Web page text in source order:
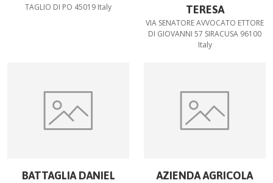
TAGLIO DI PO 45019 Italy
TERESA
VIA SENATORE AVVOCATO ETTORE
DI GIOVANNI 57 SIRACUSA 96100
Italy
BATTAGLIA DANIEL
AZIENDA AGRICOLA